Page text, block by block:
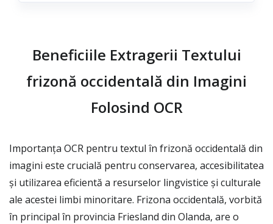
Beneficiile Extragerii Textului
frizonă occidentală din Imagini
Folosind OCR
Importanța OCR pentru textul în frizonă occidentală din
imagini este crucială pentru conservarea, accesibilitatea
și utilizarea eficientă a resurselor lingvistice și culturale
ale acestei limbi minoritare. Frizona occidentală, vorbită
în principal în provincia Friesland din Olanda, are o